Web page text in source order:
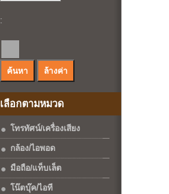
:
เลือกตามหมวด
โทรทัศน์/เครื่องเสียง
กล้อง/ไอพอด
มือถือ/แท็บเล็ต
โน๊ตบุ๊ค/ไอที